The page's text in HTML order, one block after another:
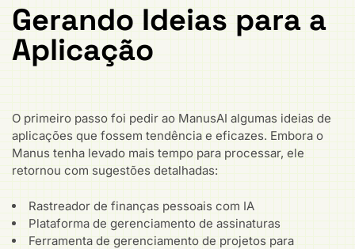
Gerando Ideias para a
Aplicação
O primeiro passo foi pedir ao ManusAI algumas ideias de
aplicações que fossem tendência e eficazes. Embora o
Manus tenha levado mais tempo para processar, ele
retornou com sugestões detalhadas:
Rastreador de finanças pessoais com IA
Plataforma de gerenciamento de assinaturas
Ferramenta de gerenciamento de projetos para